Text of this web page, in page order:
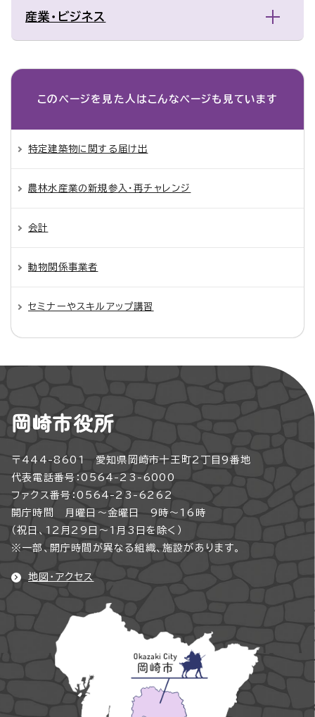
産業・ビジネス
このページを見た人は こんなページも見ています
特定建築物に関する届け出
農林水産業の新規参入・再チャレンジ
会計
動物関係事業者
セミナーやスキルアップ講習
岡崎市役所
〒444-8601 愛知県岡崎市十王町2丁目9番地
代表電話番号：0564-23-6000
ファクス番号：0564-23-6262
開庁時間 月曜日～金曜日 9時～16時
（祝日、12月29日～1月3日を除く）
※一部、開庁時間が異なる組織、施設があります。
地図・アクセス